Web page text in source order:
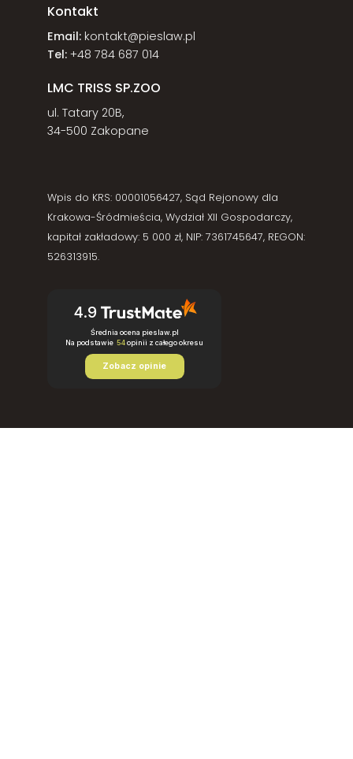
Kontakt
Email: kontakt@pieslaw.pl
Tel: +48 784 687 014
LMC TRISS SP.ZOO
ul. Tatary 20B,
34-500 Zakopane
Wpis do KRS: 00001056427, Sąd Rejonowy dla
Krakowa-Śródmieścia, Wydział XII Gospodarczy,
kapitał zakładowy: 5 000 zł, NIP: 7361745647, REGON:
526313915.
4.9
Średnia ocena pieslaw.pl
Na podstawie 54opinii z całego okresu
Zobacz opinie